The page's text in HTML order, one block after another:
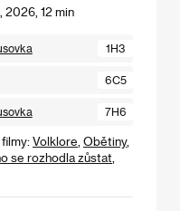
2026, 12 min
1H3
6C5
7H6
Volklore Obětiny,
se rozhodla zůstat